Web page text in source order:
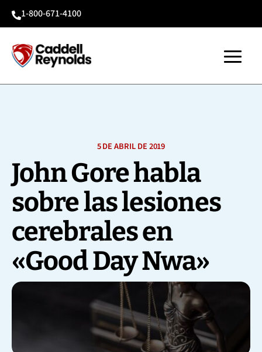
1-800-671-4100
5 DE ABRIL DE 2019
John Gore habla
sobre las lesiones
cerebrales en
«Good Day Nwa»